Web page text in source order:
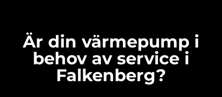
Är din värmepump i
behov av service i
Falkenberg?